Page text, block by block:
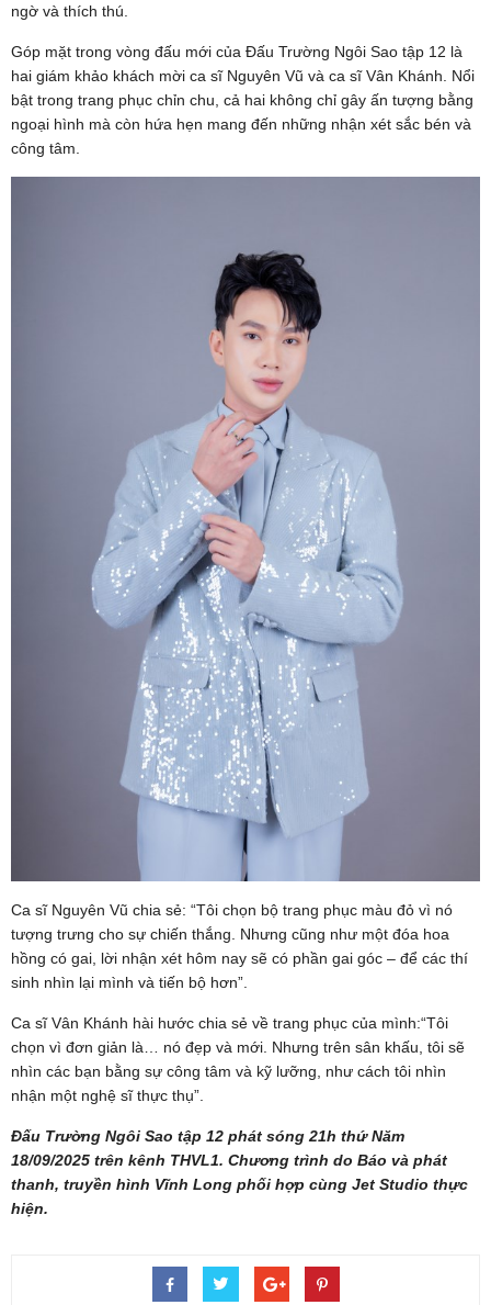
ngờ và thích thú.
Góp mặt trong vòng đấu mới của Đấu Trường Ngôi Sao tập 12 là
hai giám khảo khách mời ca sĩ Nguyên Vũ và ca sĩ Vân Khánh. Nổi
bật trong trang phục chỉn chu, cả hai không chỉ gây ấn tượng bằng
ngoại hình mà còn hứa hẹn mang đến những nhận xét sắc bén và
công tâm.
Ca sĩ Nguyên Vũ chia sẻ: “Tôi chọn bộ trang phục màu đỏ vì nó
tượng trưng cho sự chiến thắng. Nhưng cũng như một đóa hoa
hồng có gai, lời nhận xét hôm nay sẽ có phần gai góc – để các thí
sinh nhìn lại mình và tiến bộ hơn”.
Ca sĩ Vân Khánh hài hước chia sẻ về trang phục của mình:“Tôi
chọn vì đơn giản là… nó đẹp và mới. Nhưng trên sân khấu, tôi sẽ
nhìn các bạn bằng sự công tâm và kỹ lưỡng, như cách tôi nhìn
nhận một nghệ sĩ thực thụ”.
Đấu Trường Ngôi Sao tập 12 phát sóng 21h thứ Năm
18/09/2025 trên kênh THVL1. Chương trình do Báo và phát
thanh, truyền hình Vĩnh Long phối hợp cùng Jet Studio thực
hiện.